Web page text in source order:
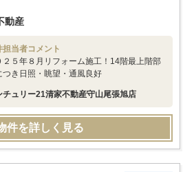
動産
担当者コメント
２５年８月リフォーム施工！14階最上階部
つき日照・眺望・通風良好
チュリー21清家不動産守山尾張旭店
件を詳しく見る